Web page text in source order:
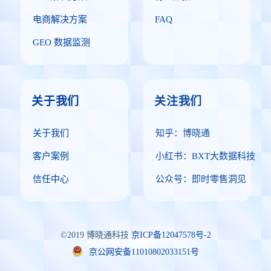
电商解决方案
GEO 数据监测
FAQ
关于我们
关于我们
客户案例
信任中心
关注我们
知乎：博晓通
小红书：BXT大数据科技
公众号：即时零售洞见
©2019 博晓通科技 京ICP备12047578号-2
京公网安备11010802033151号